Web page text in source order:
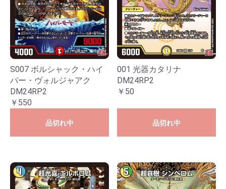
S007 ボルシャック・ハイ
パー・ヴォルジャアク
DM24RP2
￥550
品切れ中
001 光器カタリナ
DM24RP2
￥50
品切れ中